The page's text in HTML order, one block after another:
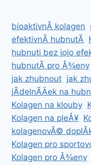
bioaktivnÃ­ kolagen
efektivnÃ­ hubnutÃ­
hubnuti bez jojo
hubnutÃ­ pro Å¾eny
jak zhubnout jak
jÃ­delnÃ­Äek na
Kolagen na klouby
Kolagen na pleÅ¥
kolagenovÃ©
Kolagen pro
Kolagen pro Å¾eny